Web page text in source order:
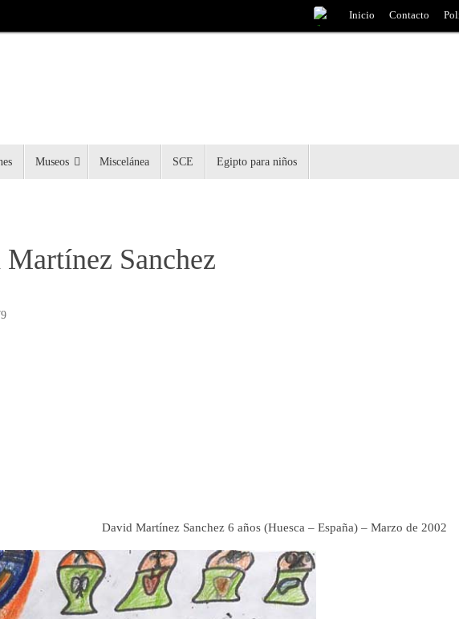
Inicio Contacto
Museos Miscelánea SCE Egipto para niños
Sanchez
David Martínez Sanchez 6 años (Huesca – España) – Marzo de 2002